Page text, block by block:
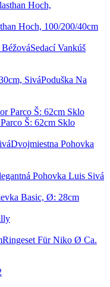
Hoch, 100/200/40cm
Sedací Vankúš
Poduška Na
Š: 62cm Sklo
Dvojmiestna Pohovka
Pohovka Luis Sivá
Basic, Ø: 28cm
Ringeset Für Niko Ø Ca.